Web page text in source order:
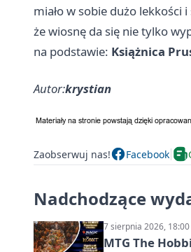
miało w sobie dużo lekkości
że wiosnę da się nie tylko
na podstawie: Książnica
Autor:krystian
Zaobserwuj nas! Facebook
Nadchodzące
7 sierpnia 2026, 18:00
MTG The